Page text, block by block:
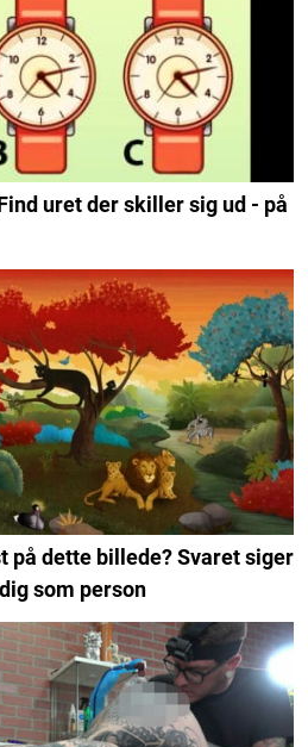
uret der skiller sig ud - på
på dette billede? Svaret siger
som person